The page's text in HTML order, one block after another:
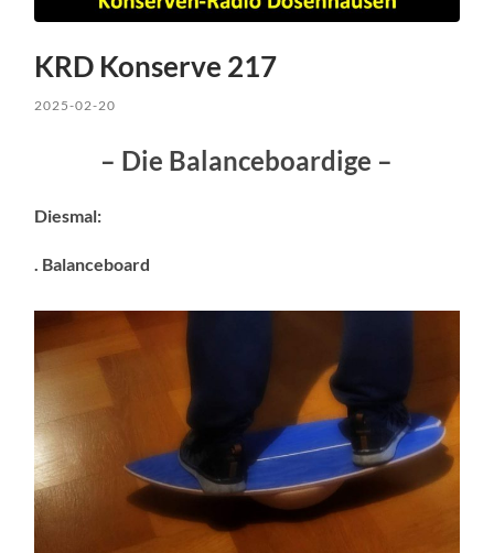
KRD Konserve 217
2025-02-20
– Die Balanceboardige –
Diesmal:
. Balanceboard